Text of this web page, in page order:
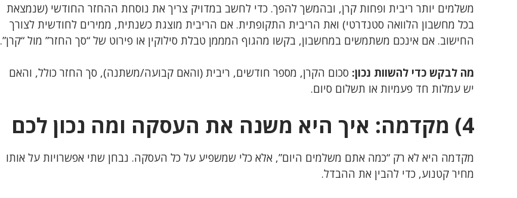
משלמים יותר ריבית ופחות קרן, ובהמשך להפך. כדי לחשב במדויק צריך את נוסחת ההחזר החודשי (שנמצאת
בכל מחשבון הלוואה סטנדרטי) ואת הריבית התקופתית. אם הריבית מוצגת כשנתית, ממירים לחודשית לצורך
החישוב. אם אינכם משתמשים במחשבון, בקשו מהגוף המממן טבלת סילוקין או פירוט של “סך החזר” מול “קרן”.
מה לבקש כדי להשוות נכון: סכום הקרן, מספר חודשים, ריבית (והאם קבועה/משתנה), סך החזר כולל, והאם
יש עמלות חד פעמיות או תשלום סיום.
4) מקדמה: איך היא משנה את העסקה ומה נכון לכם
מקדמה היא לא רק “כמה אתם משלמים היום”, אלא כלי שמשפיע על כל העסקה. נבחן שתי אפשרויות על אותו
מחיר קטנוע, כדי להבין את ההבדל.